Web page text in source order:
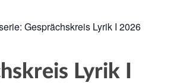
Gesprächskreis Lyrik I 2026
Lyrik I